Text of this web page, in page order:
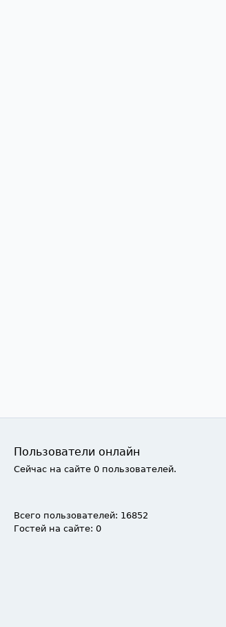
Пользователи онлайн
Сейчас на сайте 0 пользователей.
Всего пользователей: 16852
Гостей на сайте: 0